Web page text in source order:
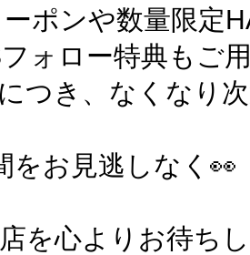
ポンや数量限定
ォロー特典もご
つき、なくなり
をお見逃しなく👀
を心よりお待ち